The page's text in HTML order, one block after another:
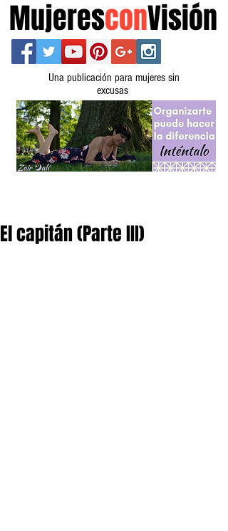
MujeresconVisión
Una publicación para mujeres sin
excusas
El capitán (Parte III)